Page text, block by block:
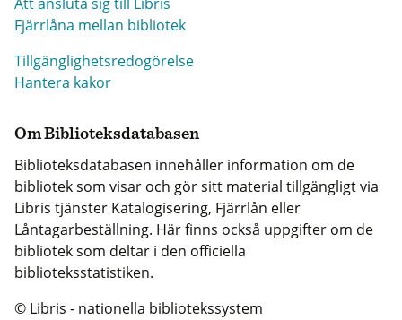
Fjärrlåna mellan bibliotek
Tillgänglighetsredogörelse
Hantera kakor
Om Biblioteksdatabasen
Biblioteksdatabasen innehåller information om de
bibliotek som visar och gör sitt material tillgängligt via
Libris tjänster Katalogisering, Fjärrlån eller
Låntagarbeställning. Här finns också uppgifter om de
bibliotek som deltar i den officiella
biblioteksstatistiken.
© Libris - nationella bibliotekssystem